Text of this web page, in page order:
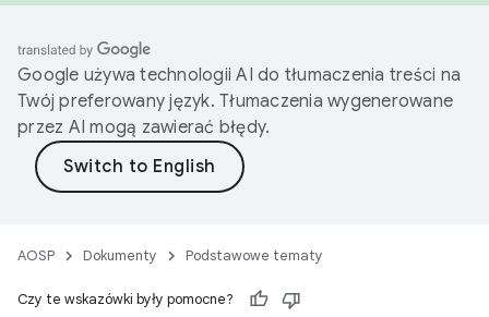
Google używa technologii AI do tłumaczenia treści na
Twój preferowany język. Tłumaczenia wygenerowane
przez AI mogą zawierać błędy.
AOSP Dokumenty Podstawowe tematy
Czy te wskazówki były pomocne?